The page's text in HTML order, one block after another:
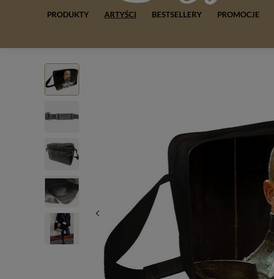
PRODUKTY ARTYŚCI BESTSELLERY PROMOCJE